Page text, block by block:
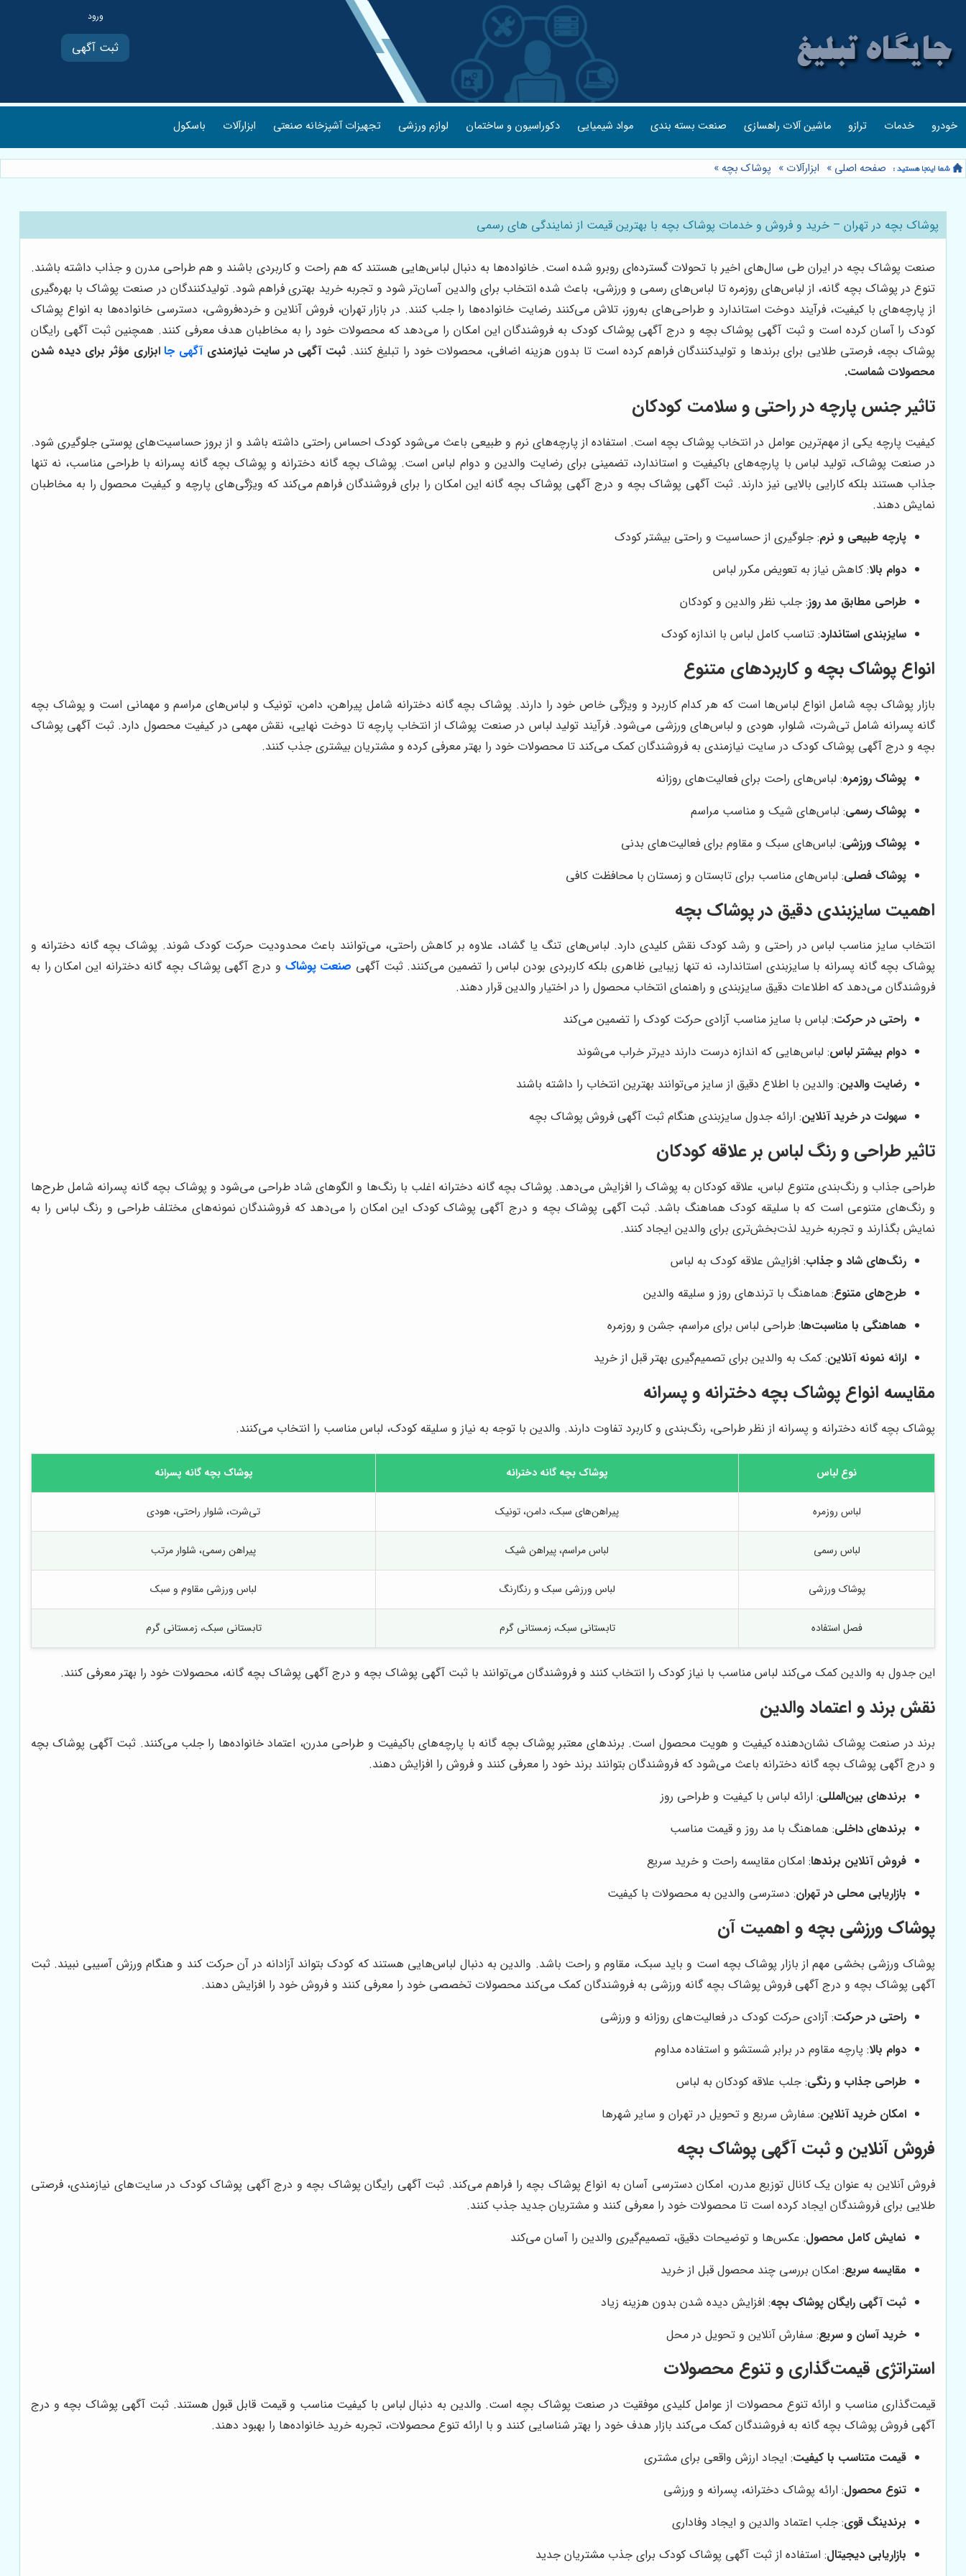
ثبت آگهی
خودرو خدمات ترازو ماشین آلات راهسازی صنعت بسته بندی مواد شیمیایی دکوراسیون و ساختمان لوازم ورزشی تجهیزات آشپزخانه صنعتی ابزارآلات باسکول
صفحه اصلی » ابزارآلات » پوشاک بچه»
پوشاک بچه در تهران – خرید و فروش و خدمات پوشاک بچه با بهترین قیمت از نمایندگی های رسمی
صنعت پوشاک بچه در ایران طی سال‌های اخیر با تحولات گسترده‌ای روبرو شده است. خانواده‌ها به دنبال لباس‌هایی هستند که هم راحت و کاربردی باشند و هم طراحی مدرن و جذاب داشته باشند.
تنوع در پوشاک بچه گانه، از لباس‌های روزمره تا لباس‌های رسمی و ورزشی، باعث شده انتخاب برای والدین آسان‌تر شود و تجربه خرید بهتری فراهم شود. تولیدکنندگان در صنعت پوشاک با بهره‌گیری
از پارچه‌های با کیفیت، فرآیند دوخت استاندارد و طراحی‌های به‌روز، تلاش می‌کنند رضایت خانواده‌ها را جلب کنند. در بازار تهران، فروش آنلاین و خرده‌فروشی، دسترسی خانواده‌ها به انواع پوشاک
کودک را آسان کرده است و ثبت آگهی پوشاک بچه و درج آگهی پوشاک کودک به فروشندگان این امکان را می‌دهد که محصولات خود را به مخاطبان هدف معرفی کنند. همچنین ثبت آگهی رایگان
پوشاک بچه، فرصتی طلایی برای برندها و تولیدکنندگان فراهم کرده است تا بدون هزینه اضافی، محصولات خود را تبلیغ کنند.ثبت آگهی در سایت نیازمندیآگهی جاابزاری مؤثر برای دیده شدن
محصولات شماست.
تاثیر جنس پارچه در راحتی و سلامت کودکان
کیفیت پارچه یکی از مهم‌ترین عوامل در انتخاب پوشاک بچه است. استفاده از پارچه‌های نرم و طبیعی باعث می‌شود کودک احساس راحتی داشته باشد و از بروز حساسیت‌های پوستی جلوگیری شود.
در صنعت پوشاک، تولید لباس با پارچه‌های باکیفیت و استاندارد، تضمینی برای رضایت والدین و دوام لباس است. پوشاک بچه گانه دخترانه و پوشاک بچه گانه پسرانه با طراحی مناسب، نه تنها
جذاب هستند بلکه کارایی بالایی نیز دارند. ثبت آگهی پوشاک بچه و درج آگهی پوشاک بچه گانه این امکان را برای فروشندگان فراهم می‌کند که ویژگی‌های پارچه و کیفیت محصول را به مخاطبان
نمایش دهند.
پارچه طبیعی و نرم: جلوگیری از حساسیت و راحتی بیشتر کودک
دوام بالا: کاهش نیاز به تعویض مکرر لباس
طراحی مطابق مد روز: جلب نظر والدین و کودکان
سایزبندی استاندارد: تناسب کامل لباس با اندازه کودک
انواع پوشاک بچه و کاربردهای متنوع
بازار پوشاک بچه شامل انواع لباس‌ها است که هر کدام کاربرد و ویژگی خاص خود را دارند. پوشاک بچه گانه دخترانه شامل پیراهن، دامن، تونیک و لباس‌های مراسم و مهمانی است و پوشاک بچه
گانه پسرانه شامل تی‌شرت، شلوار، هودی و لباس‌های ورزشی می‌شود. فرآیند تولید لباس در صنعت پوشاک از انتخاب پارچه تا دوخت نهایی، نقش مهمی در کیفیت محصول دارد. ثبت آگهی پوشاک
بچه و درج آگهی پوشاک کودک در سایت نیازمندی به فروشندگان کمک می‌کند تا محصولات خود را بهتر معرفی کرده و مشتریان بیشتری جذب کنند.
پوشاک روزمره: لباس‌های راحت برای فعالیت‌های روزانه
پوشاک رسمی: لباس‌های شیک و مناسب مراسم
پوشاک ورزشی: لباس‌های سبک و مقاوم برای فعالیت‌های بدنی
پوشاک فصلی: لباس‌های مناسب برای تابستان و زمستان با محافظت کافی
اهمیت سایزبندی دقیق در پوشاک بچه
انتخاب سایز مناسب لباس در راحتی و رشد کودک نقش کلیدی دارد. لباس‌های تنگ یا گشاد، علاوه بر کاهش راحتی، می‌توانند باعث محدودیت حرکت کودک شوند. پوشاک بچه گانه دخترانه و
پوشاک بچه گانه پسرانه با سایزبندی استاندارد، نه تنها زیبایی ظاهری بلکه کاربردی بودن لباس را تضمین می‌کنند. ثبت آگهی صنعت پوشاک و درج آگهی پوشاک بچه گانه دخترانه این امکان را به
فروشندگان می‌دهد که اطلاعات دقیق سایزبندی و راهنمای انتخاب محصول را در اختیار والدین قرار دهند.
راحتی در حرکت: لباس با سایز مناسب آزادی حرکت کودک را تضمین می‌کند
دوام بیشتر لباس: لباس‌هایی که اندازه درست دارند دیرتر خراب می‌شوند
رضایت والدین: والدین با اطلاع دقیق از سایز می‌توانند بهترین انتخاب را داشته باشند
سهولت در خرید آنلاین: ارائه جدول سایزبندی هنگام ثبت آگهی فروش پوشاک بچه
تاثیر طراحی و رنگ لباس بر علاقه کودکان
طراحی جذاب و رنگ‌بندی متنوع لباس، علاقه کودکان به پوشاک را افزایش می‌دهد. پوشاک بچه گانه دخترانه اغلب با رنگ‌ها و الگوهای شاد طراحی می‌شود و پوشاک بچه گانه پسرانه شامل طرح‌ها
و رنگ‌های متنوعی است که با سلیقه کودک هماهنگ باشد. ثبت آگهی پوشاک بچه و درج آگهی پوشاک کودک این امکان را می‌دهد که فروشندگان نمونه‌های مختلف طراحی و رنگ لباس را به
نمایش بگذارند و تجربه خرید لذت‌بخش‌تری برای والدین ایجاد کنند.
رنگ‌های شاد و جذاب: افزایش علاقه کودک به لباس
طرح‌های متنوع: هماهنگ با ترندهای روز و سلیقه والدین
هماهنگی با مناسبت‌ها: طراحی لباس برای مراسم، جشن و روزمره
ارائه نمونه آنلاین: کمک به والدین برای تصمیم‌گیری بهتر قبل از خرید
مقایسه انواع پوشاک بچه دخترانه و پسرانه
پوشاک بچه گانه دخترانه و پسرانه از نظر طراحی، رنگ‌بندی و کاربرد تفاوت دارند. والدین با توجه به نیاز و سلیقه کودک، لباس مناسب را انتخاب می‌کنند.
نوع لباس پوشاک بچه گانه دخترانه پوشاک بچه گانه پسرانه
لباس روزمره پیراهن‌های سبک، دامن، تونیک تی‌شرت، شلوار راحتی، هودی
لباس رسمی لباس مراسم، پیراهن شیک پیراهن رسمی، شلوار مرتب
پوشاک ورزشی لباس ورزشی سبک و رنگارنگ لباس ورزشی مقاوم و سبک
فصل استفاده تابستانی سبک، زمستانی گرم تابستانی سبک، زمستانی گرم
این جدول به والدین کمک می‌کند لباس مناسب با نیاز کودک را انتخاب کنند و فروشندگان می‌توانند با ثبت آگهی پوشاک بچه و درج آگهی پوشاک بچه گانه، محصولات خود را بهتر معرفی کنند.
نقش برند و اعتماد والدین
برند در صنعت پوشاک نشان‌دهنده کیفیت و هویت محصول است. برندهای معتبر پوشاک بچه گانه با پارچه‌های باکیفیت و طراحی مدرن، اعتماد خانواده‌ها را جلب می‌کنند. ثبت آگهی پوشاک بچه
و درج آگهی پوشاک بچه گانه دخترانه باعث می‌شود که فروشندگان بتوانند برند خود را معرفی کنند و فروش را افزایش دهند.
برندهای بین‌المللی: ارائه لباس با کیفیت و طراحی روز
برندهای داخلی: هماهنگ با مد روز و قیمت مناسب
فروش آنلاین برندها: امکان مقایسه راحت و خرید سریع
بازاریابی محلی در تهران: دسترسی والدین به محصولات با کیفیت
پوشاک ورزشی بچه و اهمیت آن
پوشاک ورزشی بخشی مهم از بازار پوشاک بچه است و باید سبک، مقاوم و راحت باشد. والدین به دنبال لباس‌هایی هستند که کودک بتواند آزادانه در آن حرکت کند و هنگام ورزش آسیبی نبیند. ثبت
آگهی پوشاک بچه و درج آگهی فروش پوشاک بچه گانه ورزشی به فروشندگان کمک می‌کند محصولات تخصصی خود را معرفی کنند و فروش خود را افزایش دهند.
راحتی در حرکت: آزادی حرکت کودک در فعالیت‌های روزانه و ورزشی
دوام بالا: پارچه مقاوم در برابر شستشو و استفاده مداوم
طراحی جذاب و رنگی: جلب علاقه کودکان به لباس
امکان خرید آنلاین: سفارش سریع و تحویل در تهران و سایر شهرها
فروش آنلاین و ثبت آگهی پوشاک بچه
فروش آنلاین به عنوان یک کانال توزیع مدرن، امکان دسترسی آسان به انواع پوشاک بچه را فراهم می‌کند. ثبت آگهی رایگان پوشاک بچه و درج آگهی پوشاک کودک در سایت‌های نیازمندی، فرصتی
طلایی برای فروشندگان ایجاد کرده است تا محصولات خود را معرفی کنند و مشتریان جدید جذب کنند.
نمایش کامل محصول: عکس‌ها و توضیحات دقیق، تصمیم‌گیری والدین را آسان می‌کند
مقایسه سریع: امکان بررسی چند محصول قبل از خرید
ثبت آگهی رایگان پوشاک بچه: افزایش دیده شدن بدون هزینه زیاد
خرید آسان و سریع: سفارش آنلاین و تحویل در محل
استراتژی قیمت‌گذاری و تنوع محصولات
قیمت‌گذاری مناسب و ارائه تنوع محصولات از عوامل کلیدی موفقیت در صنعت پوشاک بچه است. والدین به دنبال لباس با کیفیت مناسب و قیمت قابل قبول هستند. ثبت آگهی پوشاک بچه و درج
آگهی فروش پوشاک بچه گانه به فروشندگان کمک می‌کند بازار هدف خود را بهتر شناسایی کنند و با ارائه تنوع محصولات، تجربه خرید خانواده‌ها را بهبود دهند.
قیمت متناسب با کیفیت: ایجاد ارزش واقعی برای مشتری
تنوع محصول: ارائه پوشاک دخترانه، پسرانه و ورزشی
برندینگ قوی: جلب اعتماد والدین و ایجاد وفاداری
بازاریابی دیجیتال: استفاده از ثبت آگهی پوشاک کودک برای جذب مشتریان جدید